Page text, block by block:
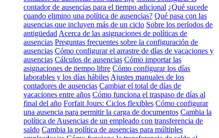
contador de ausencias para el tiempo adicional ¿Qué sucede
cuando elimino una política de ausencias? Qué pasa con las
ausencias que incluyen más de un ciclo Sobre los períodos de
antigüedad Acerca de las asignaciones de políticas de
ausencias Preguntas frecuentes sobre la configuración de
ausencias Cómo configurar el arrastre de días de vacaciones y
ausencias Cálculos de ausencias Cómo importar las
asignaciones de tiempo libre Cómo configurar los días
laborables y los días hábiles Ajustes manuales de los
contadores de ausencias Cambiar el total de días de
vacaciones entre años Cómo funciona el traspaso de días al
final del año Forfait Jours: Ciclos flexibles Cómo configurar
una ausencia para permitir la carga de documentos Cambia la
política de Ausencias de un empleado con transferencia de
saldo Cambia la política de ausencias para múltiples